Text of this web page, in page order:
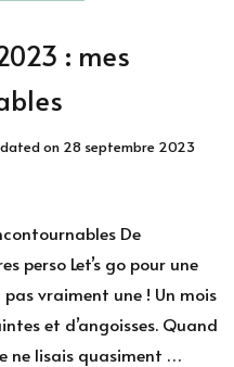
: mes
on 28 septembre 2023
De
perso Let’s go pour une
pas vraiment une ! Un mois
et d’angoisses. Quand
ne lisais quasiment …